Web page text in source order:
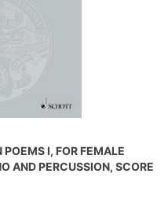
I, FOR FEMALE
AND PERCUSSION, SCORE